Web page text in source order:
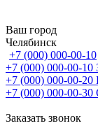
Ваш город
Челябинск
+7 (000) 000-00-10
+7 (000) 000-00-10
+7 (000) 000-00-20
+7 (000) 000-00-30
Заказать звонок